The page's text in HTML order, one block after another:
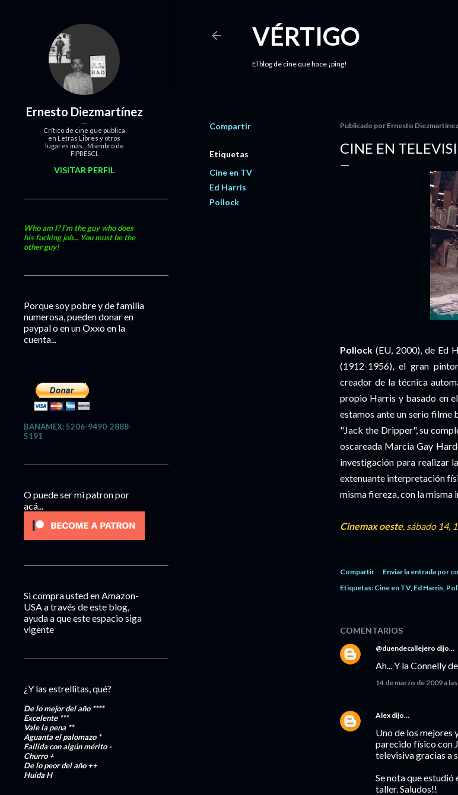
VÉRTIGO
El blog de cine que hace ¡ping!
Compartir
Etiquetas
Cine en TV
Ed Harris
Pollock
Publicado por Ernesto Diezmartínez
CINE EN
Pollock (EU, 2000), de Ed
(1912-1956), el gran
creador de la técnica
propio Harris y basado en
estamos ante un serio filme
"Jack the Dripper", su
oscareada Marcia Gay
investigación para realizar
extenuante interpretación
misma fiereza, con la misma
Cinemax oeste, sábado 14,
Compartir
Enviar la entrada por
Etiquetas: Cine en TV Ed Harris
COMENTARIOS
@duendecallejero dijo…
Ah... Y la Connelly
14 de marzo de 2009 a las
Alex dijo…
Uno de los mejores
parecido físico con
televisiva gracias a
Se nota que estudió
taller. Saludos!!
Ernesto Diezmartínez
Crítico de cine que publica
en Letras Libres y otros
lugares más... Miembro de
FIPRESCI.
VISITAR PERFIL
Who am I? I'm the guy who does
his fucking job... You must be the
other guy!
Porque soy pobre y de familia
numerosa, pueden donar en
paypal o en un Oxxo en la
cuenta...
BANAMEX: 5206-9490-2888-
5191
O puede ser mi patron por
acá...
Si compra usted en Amazon-
USA a través de este blog,
ayuda a que este espacio siga
vigente
¿Y las estrellitas, qué?
De lo mejor del año ****
Excelente***
Vale la pena **
Aguanta el palomazo *
Fallida con algún mérito-
Churro+
De lo peor del año++
HuídaH